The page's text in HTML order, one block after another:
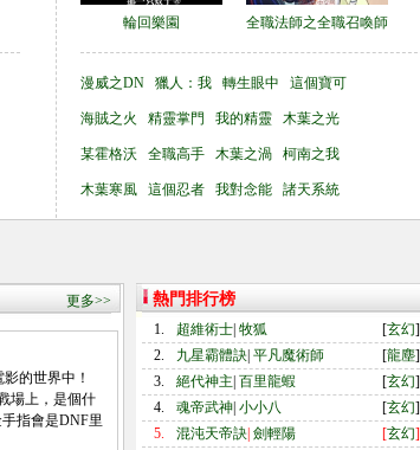
輪回樂園 全職法師之全職召喚師
漫威之DN 獵人：我 轉生眼中 這個寶可
海賊之火 精靈掌門 我的精靈 木葉之光
某霍格沃 全職高手 木葉之渦 柯南之我
木葉寒風 這個忍者 我對念能 諸天系統
更多>>
的世界中！
場上，是個什
指會是DNF里
熱門排行榜
1. 超維術士 牧狐 [玄幻]
2.
九星霸體訣 平凡魔術師 [龍塵]
3.
絕代神主 百里龍蝦 [玄幻]
4.
魂帝武神 小小八 [玄幻]
5.
混沌天帝訣 劍輕陽 [玄幻]